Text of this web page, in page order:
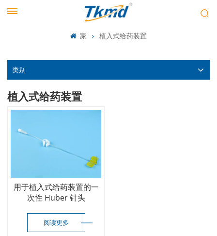
家 植入式给药装置
类别
植入式给药装置
用于植入式给药装置的一
次性 Huber 针头
阅读更多